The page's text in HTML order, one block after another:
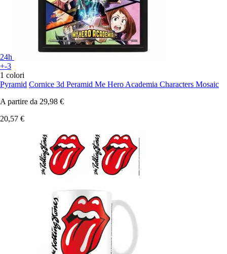
24h
+-3
1 colori
Pyramid Cornice 3d Peramid Me Hero Academia Characters Mosaic
A partire da 29,98 €
20,57 €